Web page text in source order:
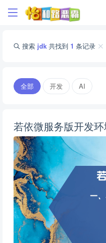
搜索 jdk 共找到 1 条记录
全部 开发 AI
若依微服务版开发